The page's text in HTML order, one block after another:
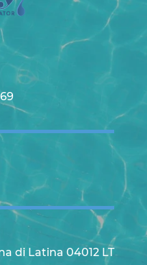
di Latina 04012 LT